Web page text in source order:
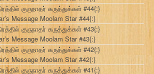
குருநாதர் கருத்துக்கள் #44{:}
Message Moolam Star #44{:}
குருநாதர் கருத்துக்கள் #43{:}
Message Moolam Star #43{:}
குருநாதர் கருத்துக்கள் #42{:}
Message Moolam Star #42{:}
குருநாதர் கருத்துக்கள் #41{:}